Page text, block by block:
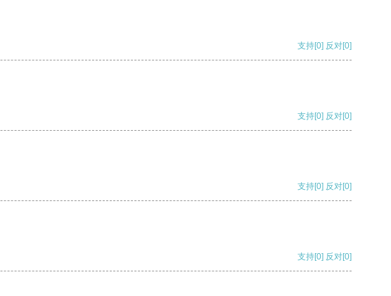
支持[0] 反对[0]
支持[0] 反对[0]
支持[0] 反对[0]
支持[0] 反对[0]